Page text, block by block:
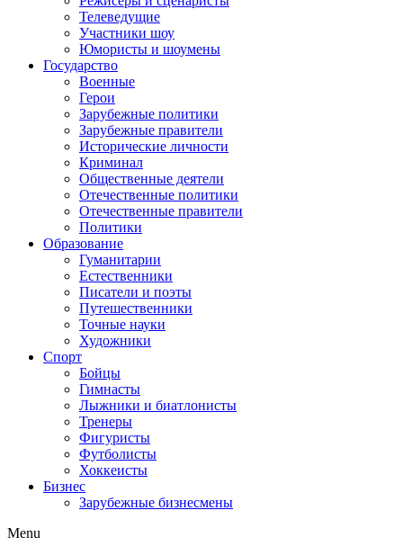
Телеведущие
Участники шоу
Юмористы и шоумены
Государство
Военные
Герои
Зарубежные политики
Зарубежные правители
Исторические личности
Криминал
Общественные деятели
Отечественные политики
Отечественные правители
Политики
Образование
Гуманитарии
Естественники
Писатели и поэты
Путешественники
Точные науки
Художники
Спорт
Бойцы
Гимнасты
Лыжники и биатлонисты
Тренеры
Фигуристы
Футболисты
Хоккеисты
Бизнес
Зарубежные бизнесмены
Menu